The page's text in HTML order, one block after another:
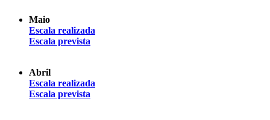
Maio
Escala realizada
Escala prevista
Abril
Escala realizada
Escala prevista